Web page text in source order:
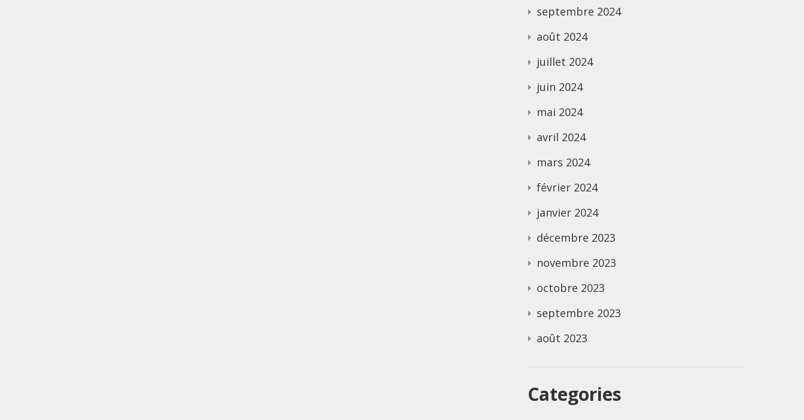
septembre 2024
août 2024
juillet 2024
juin 2024
mai 2024
avril 2024
mars 2024
février 2024
janvier 2024
décembre 2023
novembre 2023
octobre 2023
septembre 2023
août 2023
Categories